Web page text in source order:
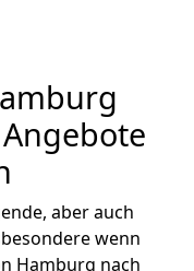
aber auch
wenn
Hamburg nach